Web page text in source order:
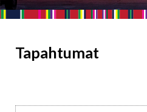
Tapahtumat